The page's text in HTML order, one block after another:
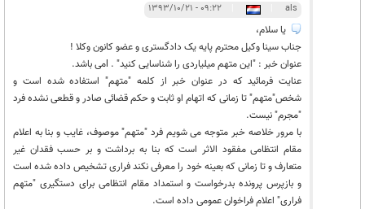
als ۰۹:۲۲ - ۱۳۹۳/۱۰/۲۱
یا سلام،
جناب سینا وکیل محترم پایه یک دادگستری و عضو کانون وکلا !
عنوان خبر : "این متهم میلیاردی را شناسایی کنید" . lمی باشد.
عنایت فرمائید که در عنوان خبر از کلمه "متهم" استفاده شده است و
شخص"متهم" تا زمانی که اتهام او ثابت و حکم قضائی صادر و قطعی نشده فرد
"مجرم" نیست.
با مرور خلاصه خبر متوجه می شویم فرد "متهم" موصوف، غایب و بنا به اعلام
مقام انتظامی مفقود الاثر است که بنا به برداشت و بر حسب فقدان غیر
متعارف و تا زمانی که بعینه خود را معرفی نکند فراری تشخیص داده شده است
و بازپرس پرونده بدرخواست و استمداد مقام انتظامی برای دستگیری "متهم
فراری" اعلام فراخوان عمومی داده است.